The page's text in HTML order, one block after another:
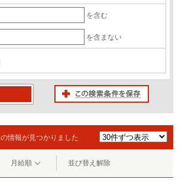
を含む
を含まない
の情報が見つかりました
月給順 並び替え解除